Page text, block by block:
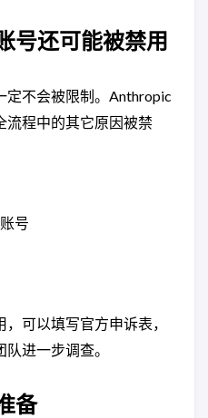
号还可能被禁用
定不会被限制。Anthropic
流程中的其它原因被禁
号
可以填写官方申诉表，
进一步调查。
备